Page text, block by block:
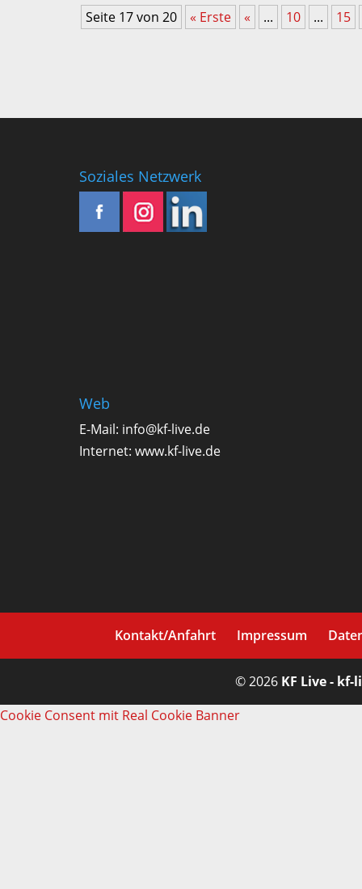
Seite 17 von 20 « Erste « ... 10 ... 15
Soziales Netzwerk
Web
E-Mail: info@kf-live.de
Internet: www.kf-live.de
Kontakt/Anfahrt Impressum
© 2026 KF Live - kf-
Cookie Consent mit Real Cookie Banner